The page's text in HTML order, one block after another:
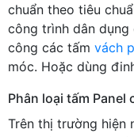
chuẩn theo tiêu
công trình dân dụng
công các tấm vách
móc. Hoặc dùng
Phân loại tấm Panel
Trên thị trường hiện